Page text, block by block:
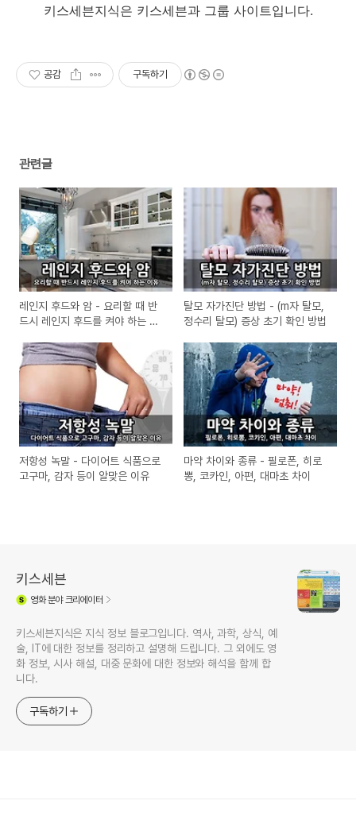
키스세븐지식은 키스세븐과 그룹 사이트입니다.
공감 구독하기
관련글
레인지 후드와 암 - 요리할 때 반
드시 레인지 후드를 켜야 하는 이
탈모 자가진단 방법 - (m자 탈모,
정수리 탈모) 증상 초기 확인 방법
저항성 녹말 - 다이어트 식품으로
고구마, 감자 등이 알맞은 이유
마약 차이와 종류 - 필로폰, 히로
뽕, 코카인, 아편, 대마초 차이
키스세븐
영화분야 크리에이터
키스세븐지식은 지식 정보 블로그입니다. 역사, 과학, 상식, 예
술, IT에 대한 정보를 정리하고 설명해 드립니다. 그 외에도 영
화 정보, 시사 해설, 대중 문화에 대한 정보와 해석을 함께 합
니다.
구독하기